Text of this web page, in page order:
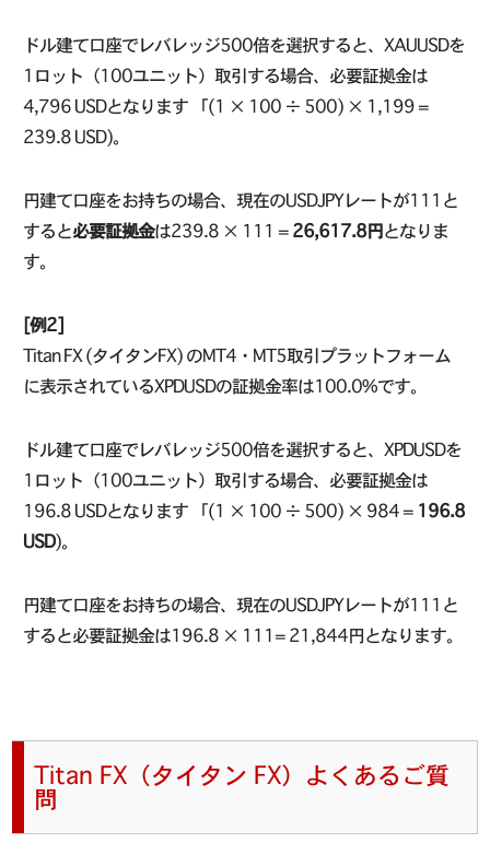
ドル建て口座でレバレッジ500倍を選択すると、XAUUSDを
1ロット（100ユニット）取引する場合、必要証拠金は
4,796 USDとなります 「(1 × 100 ÷ 500) × 1,199 =
239.8 USD)。
円建て口座をお持ちの場合、現在のUSDJPYレートが111と
すると必要証拠金は239.8 × 111 = 26,617.8円となりま
す。
[例2]
Titan FX (タイタンFX) のMT4・MT5取引プラットフォーム
に表示されているXPDUSDの証拠金率は100.0%です。
ドル建て口座でレバレッジ500倍を選択すると、XPDUSDを
1ロット（100ユニット）取引する場合、必要証拠金は
196.8 USDとなります 「(1 × 100 ÷ 500) × 984 = 196.8
USD)。
円建て口座をお持ちの場合、現在のUSDJPYレートが111と
すると必要証拠金は196.8 × 111= 21,844円となります。
Titan FX（タイタン FX）よくあるご質
問